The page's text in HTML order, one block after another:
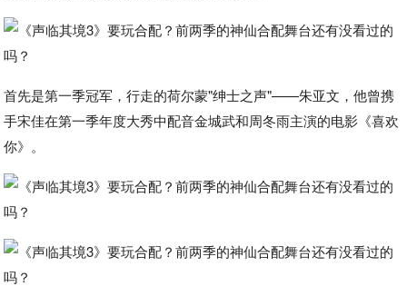
首先是第一季冠军，行走的荷尔蒙"绅士之声"——朱亚文，他曾携
手宋佳在第一季年度大秀中配音金城武和周冬雨主演的电影《喜欢
你》。